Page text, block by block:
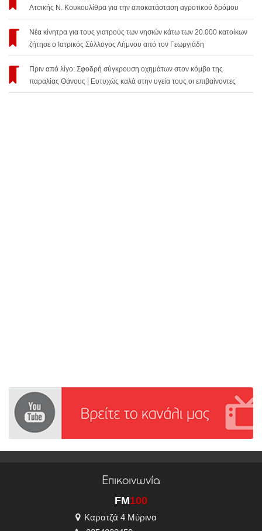
Ατσικής Ν. Κουκουλίθρα για την αποκατάσταση αγροτικού δρόμου
Νέα κίνητρα για τους γιατρούς των νησιών κάτω των 20.000 κατοίκων
ζήτησε ο Ιατρικός Σύλλογος Λήμνου από τον Γεωργιάδη
Πριν από λίγο: Σφοδρή σύγκρουση οχημάτων στον κόμβο της
παραλίας Θάνους | Ευτυχώς καλά στην υγεία τους οι επιβαίνοντες
Επικοινωνία
FM100
Καρατζά 4 Μύρινα